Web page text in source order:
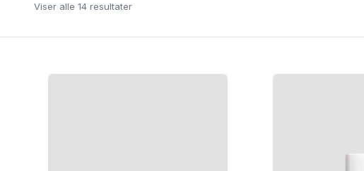
Viser alle 14 resultater